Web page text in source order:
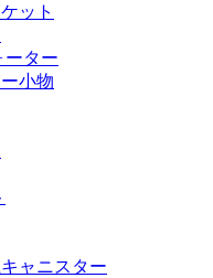
ット
ター
小物
ャニスター